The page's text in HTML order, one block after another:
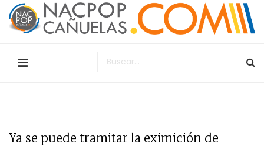
Ya se puede tramitar la eximición de